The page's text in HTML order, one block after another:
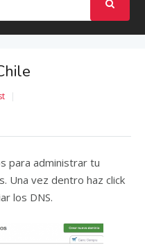
para administrar tu
Una vez dentro haz click
los DNS.